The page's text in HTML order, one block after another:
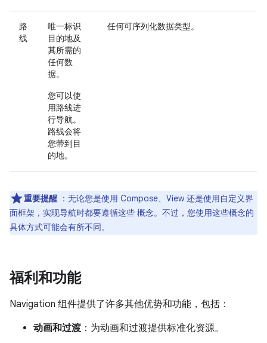
路
线
唯一标识
目的地及
其所需的
任何数
据。
您可以使
用路线进
行导航。
路线会将
您带到目
的地。
任何可序列化数据类型。
重要提醒 ：无论您是使用 Compose、View 还是使用自定义界
面框架，实现导航时都要遵循这些 概念。不过，您使用这些概念的
具体方式可能会有所不同。
福利和功能
Navigation 组件提供了许多其他优势和功能，包括：
动画和过渡 ：为动画和过渡提供标准化资源。